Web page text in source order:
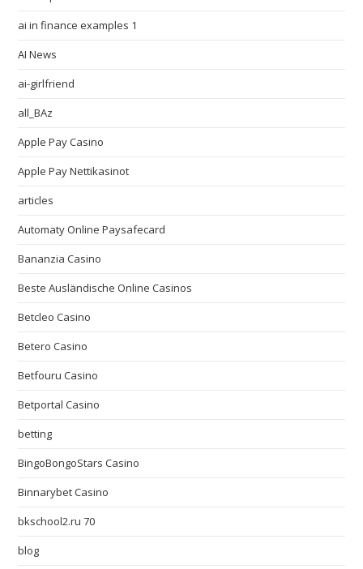
ai in finance examples 1
AI News
ai-girlfriend
all_BAz
Apple Pay Casino
Apple Pay Nettikasinot
articles
Automaty Online Paysafecard
Bananzia Casino
Beste Ausländische Online Casinos
Betcleo Casino
Betero Casino
Betfouru Casino
Betportal Casino
betting
BingoBongoStars Casino
Binnarybet Casino
bkschool2.ru 70
blog